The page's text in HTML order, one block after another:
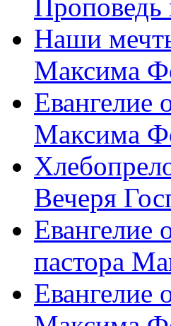
Наши
Максима
Евангелие
Максима
Вечеря
Евангелие
пастора
Евангелие